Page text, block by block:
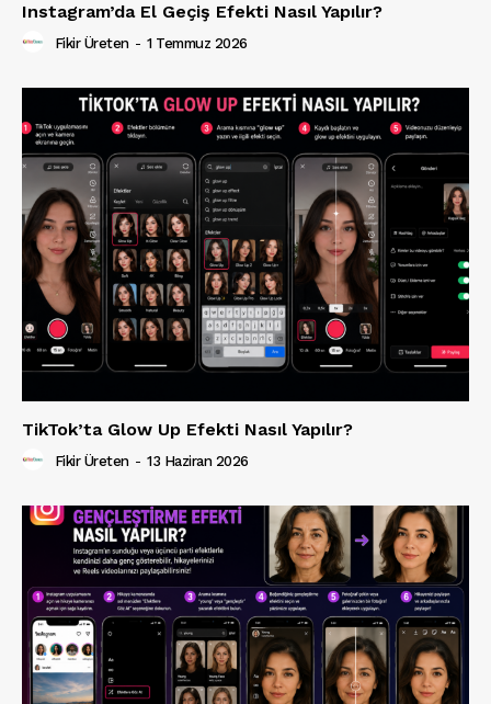
Instagram’da El Geçiş Efekti Nasıl Yapılır?
Fikir Üreten - 1 Temmuz 2026
TikTok’ta Glow Up Efekti Nasıl Yapılır?
Fikir Üreten - 13 Haziran 2026